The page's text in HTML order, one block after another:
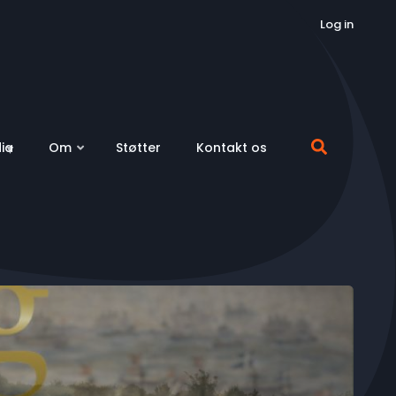
Log in
Om Støtter Kontakt os